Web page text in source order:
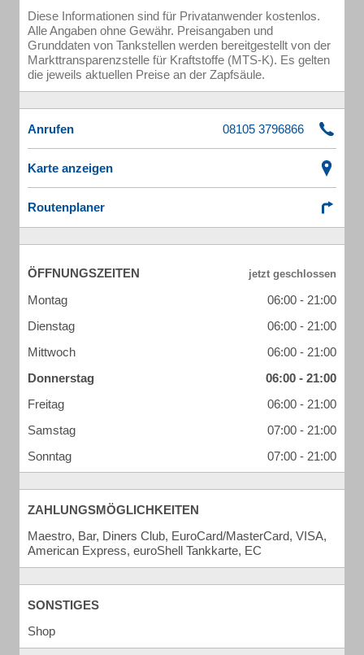
Diese Informationen sind für Privatanwender kostenlos.
Alle Angaben ohne Gewähr. Preisangaben und
Grunddaten von Tankstellen werden bereitgestellt von der
Markttransparenzstelle für Kraftstoffe (MTS-K). Es gelten
die jeweils aktuellen Preise an der Zapfsäule.
Anrufen
Karte anzeigen
Routenplaner
ÖFFNUNGSZEITEN
Montag
06:00 - 21:00
Dienstag
06:00 - 21:00
Mittwoch
06:00 - 21:00
Donnerstag
06:00 - 21:00
Freitag
06:00 - 21:00
Samstag
07:00 - 21:00
Sonntag
07:00 - 21:00
ZAHLUNGSMÖGLICHKEITEN
Maestro, Bar, Diners Club, EuroCard/MasterCard, VISA,
American Express, euroShell Tankkarte, EC
SONSTIGES
Shop